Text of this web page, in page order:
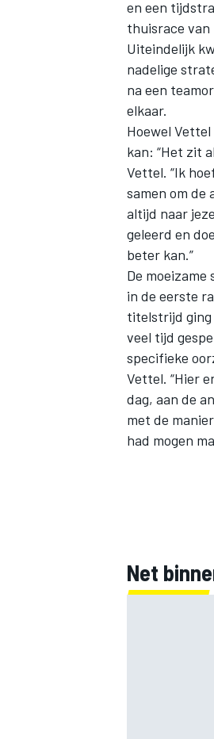
en een
thuisrace van
Uiteindelijk
nadelige
na een
elkaar.
Hoewel
kan: “Het zit
Vettel. “Ik
samen om de
altijd naar
geleerd en
beter kan.”
De
in de eerste
titelstrijd ging
veel tijd
specifieke
Vettel. “Hier
dag, aan de
met de
had mogen
Net